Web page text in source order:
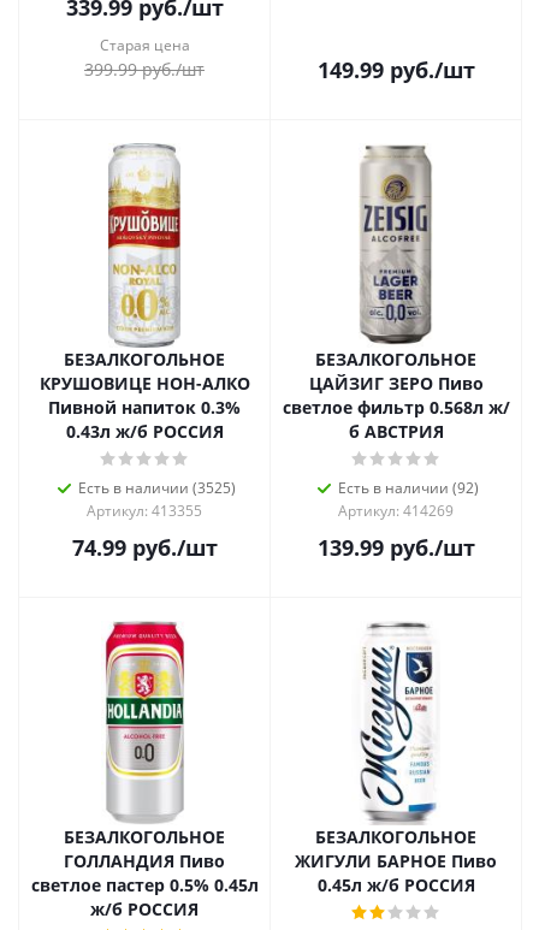
339.99руб./шт
Старая цена
399.99руб./шт 149.99руб./шт
БЕЗАЛКОГОЛЬНОЕ
КРУШОВИЦЕ НОН-АЛКО
Пивной напиток 0.3%
0.43л ж/б РОССИЯ
Есть в наличии (3525)
Артикул: 413355
74.99руб./шт
БЕЗАЛКОГОЛЬНОЕ
ЦАЙЗИГ ЗЕРО Пиво
светлое фильтр 0.568л ж/
б АВСТРИЯ
Есть в наличии (92)
Артикул: 414269
139.99руб./шт
БЕЗАЛКОГОЛЬНОЕ
ГОЛЛАНДИЯ Пиво
светлое пастер 0.5% 0.45л
ж/б РОССИЯ
БЕЗАЛКОГОЛЬНОЕ
ЖИГУЛИ БАРНОЕ Пиво
0.45л ж/б РОССИЯ